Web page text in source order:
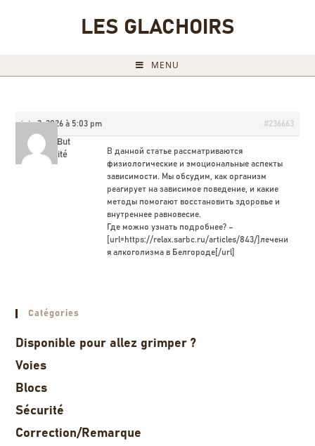
LES GLACHOIRS
MENU
juin 2, 2026 à 5:03 pm #236663
PabloBut
Invité
В данной статье рассматриваются
физиологические и эмоциональные аспекты
зависимости. Мы обсудим, как организм
реагирует на зависимое поведение, и какие
методы помогают восстановить здоровье и
внутреннее равновесие.
Где можно узнать подробнее? –
[url=https://relax.sarbc.ru/articles/843/]лечени
я алкоголизма в Белгороде[/url]
Catégories
Disponible pour allez grimper ?
Voies
Blocs
Sécurité
Correction/Remarque